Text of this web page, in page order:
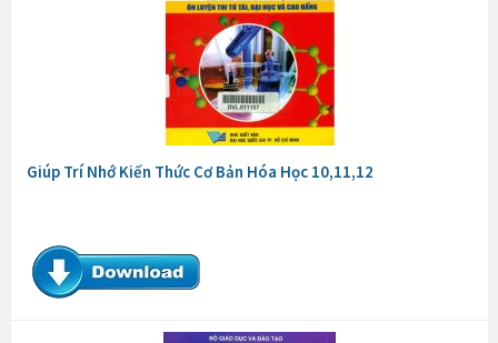
Giúp Trí Nhớ Kiến Thức Cơ Bản Hóa Học 10,11,12